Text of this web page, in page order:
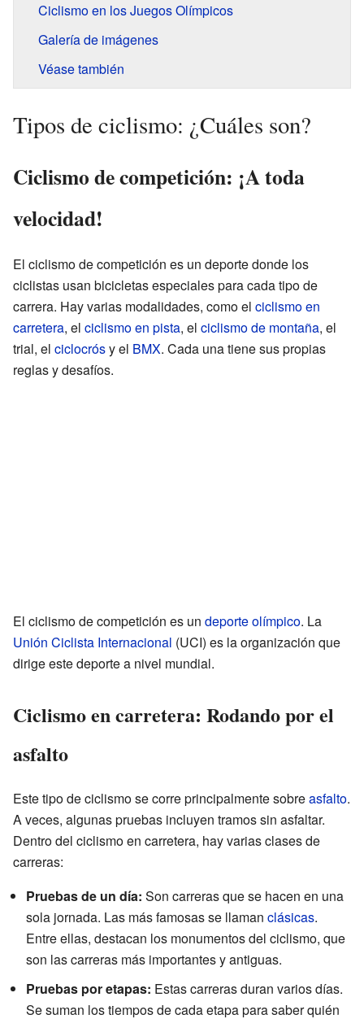
Ciclismo en los Juegos Olímpicos
Galería de imágenes
Véase también
Tipos de ciclismo: ¿Cuáles son?
Ciclismo de competición: ¡A toda
velocidad!
El ciclismo de competición es un deporte donde los
ciclistas usan bicicletas especiales para cada tipo de
carrera. Hay varias modalidades, como el ciclismo en
carretera, el ciclismo en pista, el ciclismo de montaña, el
trial, el ciclocrósy el BMX. Cada una tiene sus propias
reglas y desafíos.
El ciclismo de competición es un deporte olímpico. La
Unión Ciclista Internacional (UCI) es la organización que
dirige este deporte a nivel mundial.
Ciclismo en carretera: Rodando por el
asfalto
Este tipo de ciclismo se corre principalmente sobreasfalto.
A veces, algunas pruebas incluyen tramos sin asfaltar.
Dentro del ciclismo en carretera, hay varias clases de
carreras:
Pruebas de un día: Son carreras que se hacen en una
sola jornada. Las más famosas se llaman clásicas.
Entre ellas, destacan los monumentos del ciclismo, que
son las carreras más importantes y antiguas.
Pruebas por etapas: Estas carreras duran varios días.
Se suman los tiempos de cada etapa para saber quién